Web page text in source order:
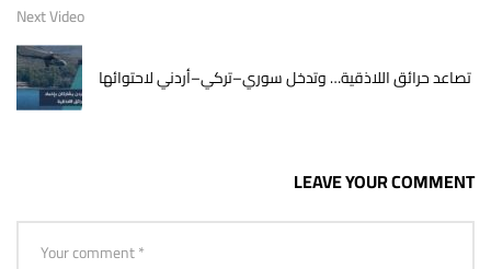
Next Video
تصاعد حرائق اللاذقية… وتدخل سوري–تركي–أردني لاحتوائها
LEAVE YOUR COMMENT